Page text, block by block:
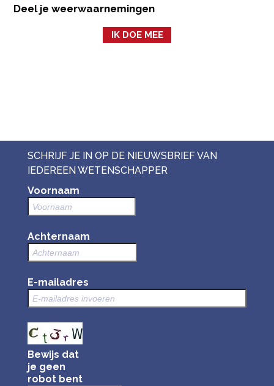
Deel je weerwaarnemingen
IK DOE MEE
SCHRIJF JE IN OP DE NIEUWSBRIEF VAN
IEDEREEN WETENSCHAPPER
Voornaam
Achternaam
E-mailadres
Bewijs dat
je geen
robot bent